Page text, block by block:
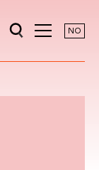
NO